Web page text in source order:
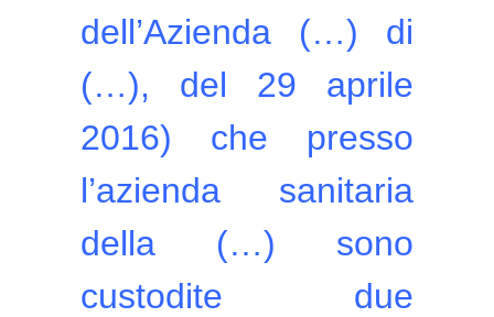
dell’Azienda (…) di
(…), del 29 aprile
2016) che presso
l’azienda sanitaria
della (…) sono
custodite due